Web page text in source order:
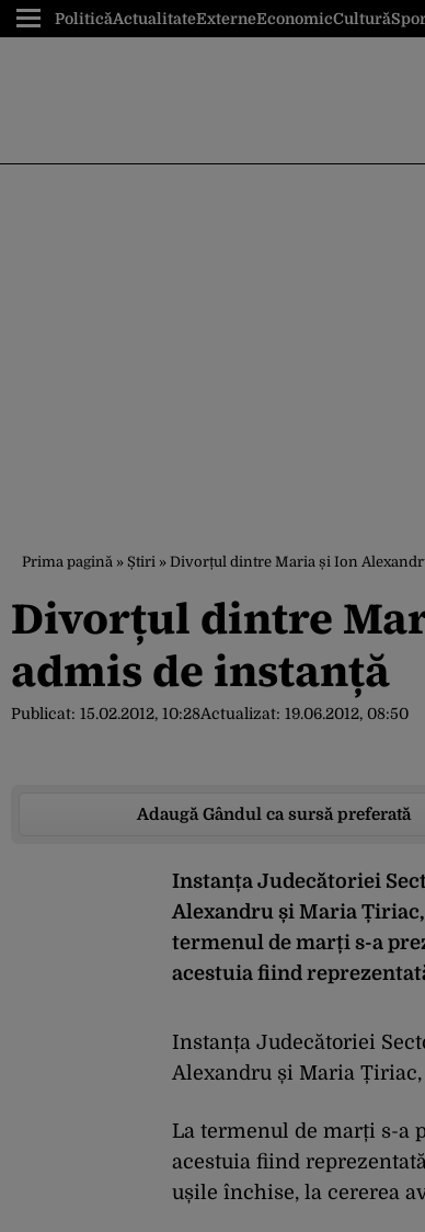
PoliticăActualitateExterneEconomicCultură
Prima pagină » Știri » Divorțul dintre Maria și Ion
Divorțul dintre
admis de instanță
Publicat: 15.02.2012, 10:28Actualizat: 19.06.2012, 08:50
Adaugă Gândul ca sursă preferată
Instanța Judecătoriei
Alexandru și Maria
termenul de marți s-a
acestuia fiind
Instanța Judecătoriei
Alexandru și Maria
La termenul de marți s-a
acestuia fiind
ușile închise, la cererea